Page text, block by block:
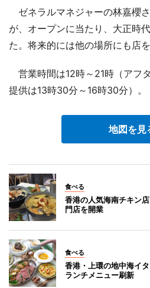
ゼネラルマネジャーの林嘉櫻
が、オープンに当たり、大正時
た。将来的には他の場所にも店
営業時間は12時～21時（アフ
提供は13時30分～16時30分）。
地図を見
食べる
香港の人気海南チキン
門店を開業
食べる
香港・上環の地中海イ
ランチメニュー刷新